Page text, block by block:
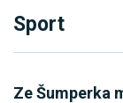
Sport
Ze Šumperka